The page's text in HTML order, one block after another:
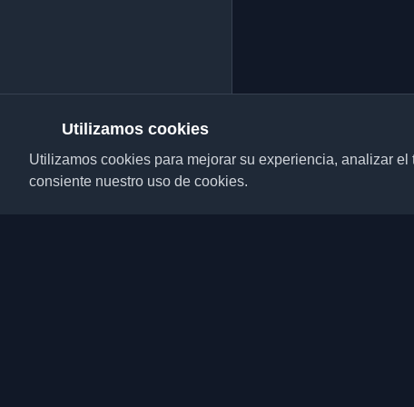
Utilizamos cookies
Utilizamos cookies para mejorar su experiencia, analizar
consiente nuestro uso de cookies.